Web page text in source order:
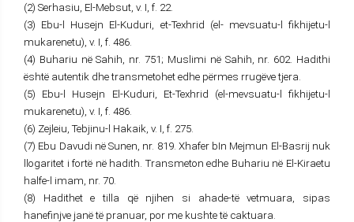
(2) Serhasiu, El-Mebsut, v. I, f. 22.
(3) Ebu-l Husejn El-Kuduri, et-Texhrid (el- mevsuatu-l fikhijetu-l
mukarenetu), v. I, f. 486.
(4) Buhariu në Sahih, nr. 751; Muslimi në Sahih, nr. 602. Hadithi
është autentik dhe transmetohet edhe përmes rrugëve tjera.
(5) Ebu-l Husejn El-Kuduri, Et-Texhrid (el-mevsuatu-l fikhijetu-l
mukarenetu), v. I, f. 486.
(6) Zejleiu, Tebjinu-l Hakaik, v. I, f. 275.
(7) Ebu Davudi në Sunen, nr. 819. Xhafer bIn Mejmun El-Basrij nuk
llogaritet i fortë në hadith. Transmeton edhe Buhariu në El-Kiraetu
halfe-l imam, nr. 70.
(8) Hadithet e tilla që njihen si ahade-të vetmuara, sipas
hanefinjve janë të pranuar, por me kushte të caktuara.